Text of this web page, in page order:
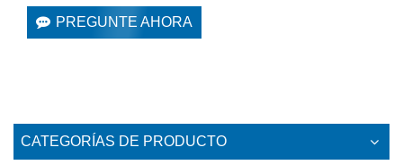
PREGUNTE AHORA
CATEGORÍAS DE PRODUCTO